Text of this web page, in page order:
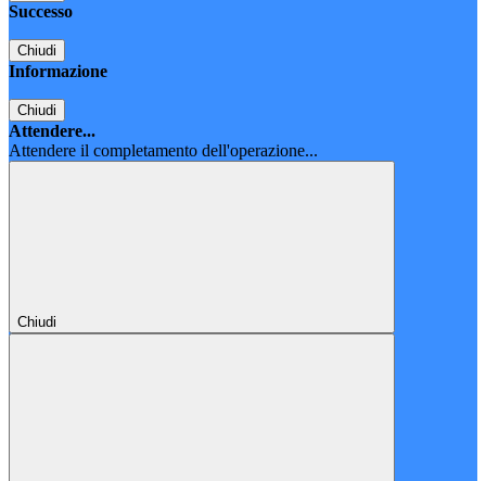
Successo
Chiudi
Informazione
Chiudi
Attendere...
Attendere il completamento dell'operazione...
Chiudi